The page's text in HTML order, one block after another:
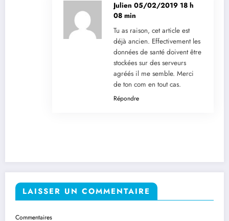
Julien 05/02/2019 18 h
08 min
Tu as raison, cet article est
déjà ancien. Effectivement les
données de santé doivent être
stockées sur des serveurs
agréés il me semble. Merci
de ton com en tout cas.
Répondre
LAISSER UN COMMENTAIRE
Commentaires